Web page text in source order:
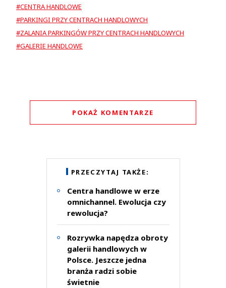
#CENTRA HANDLOWE
#PARKINGI PRZY CENTRACH HANDLOWYCH
#ZALANIA PARKINGÓW PRZY CENTRACH HANDLOWYCH
#GALERIE HANDLOWE
PRZECZYTAJ TAKŻE:
Centra handlowe w erze
omnichannel. Ewolucja czy
rewolucja?
Rozrywka napędza obroty
galerii handlowych w
Polsce. Jeszcze jedna
branża radzi sobie
świetnie
POKAŻ KOMENTARZE
Nie znaleziono komentarzy
Zostaw swoje komentarze
Imię (Wymagane)
Anuluj